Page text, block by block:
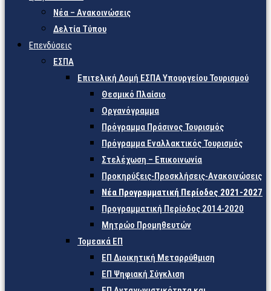
Νέα – Ανακοινώσεις
Δελτία Τύπου
Επενδύσεις
ΕΣΠΑ
Επιτελική Δομή ΕΣΠΑ Υπουργείου Τουρισμού
Θεσμικό Πλαίσιο
Οργανόγραμμα
Πρόγραμμα Πράσινος Τουρισμός
Πρόγραμμα Εναλλακτικός Τουρισμός
Στελέχωση – Επικοινωνία
Προκηρύξεις-Προσκλήσεις-Ανακοινώσεις
Νέα Προγραμματική Περίοδος 2021-2027
Προγραμματική Περίοδος 2014-2020
Μητρώο Προμηθευτών
Τομεακά ΕΠ
ΕΠ Διοικητική Μεταρρύθμιση
ΕΠ Ψηφιακή Σύγκλιση